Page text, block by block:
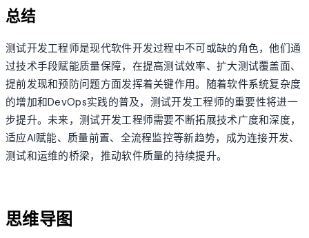
总结
测试开发工程师是现代软件开发过程中不可或缺的角色，他们通
过技术手段赋能质量保障，在提高测试效率、扩大测试覆盖面、
提前发现和预防问题方面发挥着关键作用。随着软件系统复杂度
的增加和DevOps实践的普及，测试开发工程师的重要性将进一
步提升。未来，测试开发工程师需要不断拓展技术广度和深度，
适应AI赋能、质量前置、全流程监控等新趋势，成为连接开发、
测试和运维的桥梁，推动软件质量的持续提升。
思维导图